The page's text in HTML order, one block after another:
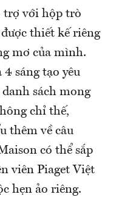
trợ với hộp trò
thiết kế riêng
mơ của mình.
sáng tạo yêu
sách mong
chỉ thế,
thêm về câu
có thể sắp
viên Piaget Việt
hẹn ảo riêng.